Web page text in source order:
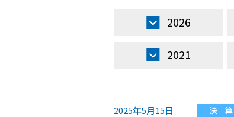
2026
2021
2025年5月15日 決 算